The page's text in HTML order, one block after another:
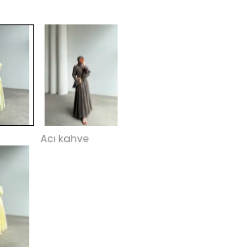
Acı kahve